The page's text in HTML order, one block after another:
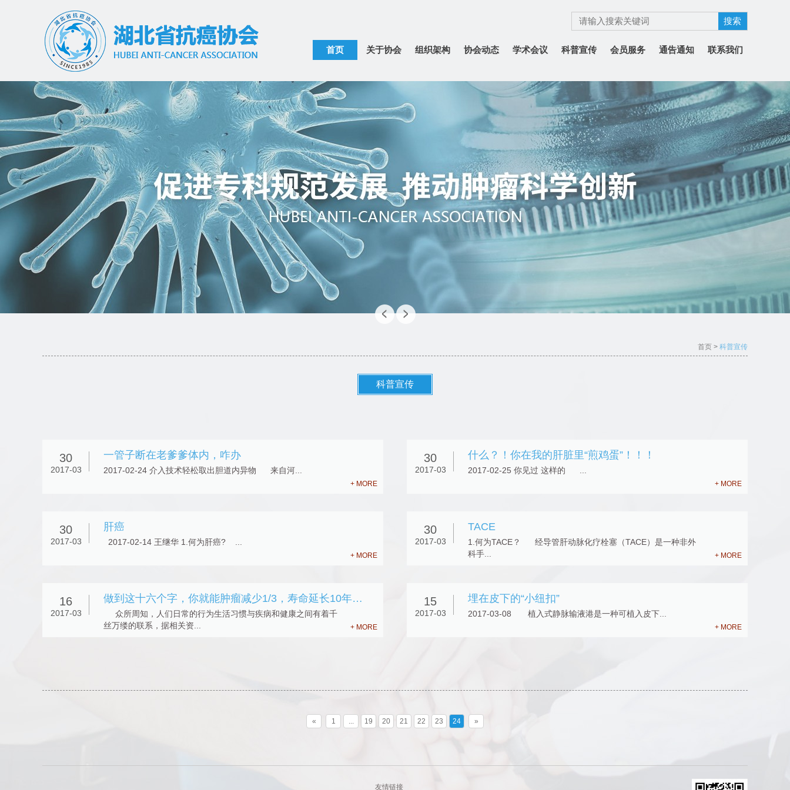
首页 关于协会 组织架构 协会动态 学术会议 科普宣传 会员服务 通告通知 联系我们
首页 > 科普宣传
科普宣传
30
2017-03
一管子断在老爹爹体内，咋办
2017-02-24 介入技术轻松取出胆道内异物 来自河...
+ MORE
30
2017-03
什么？！你在我的肝脏里“煎鸡蛋”！！！
2017-02-25 你见过 这样的 ...
+ MORE
30
2017-03
肝癌
2017-02-14 王继华 1.何为肝癌? ...
+ MORE
30
2017-03
TACE
1.何为TACE？ 经导管肝动脉化疗栓塞（TACE）是一种非外
科手...
+ MORE
16
2017-03
做到这十六个字，你就能肿瘤减少1/3，寿命延长10年以上
众所周知，人们日常的行为生活习惯与疾病和健康之间有着千
丝万缕的联系，据相关资...
+ MORE
15
2017-03
埋在皮下的“小纽扣”
2017-03-08 植入式静脉输液港是一种可植入皮下...
+ MORE
« 1 ... 19 20 21 22 23 24 »
友情链接